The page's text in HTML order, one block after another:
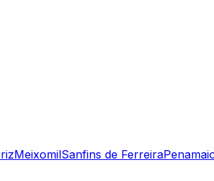
MeixomilSanfins de Ferreira